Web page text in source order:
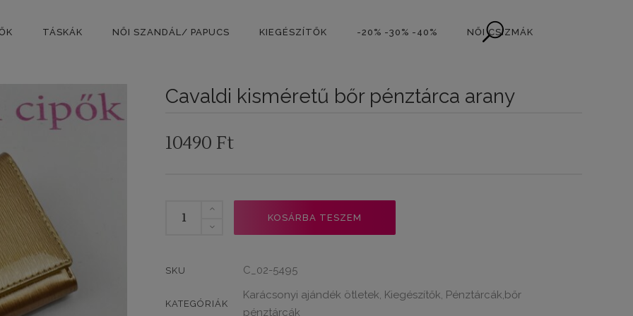
TÁSKÁK NŐI SZANDÁL/ PAPUCS KIEGÉSZÍTŐK -20% -30% -40% NŐI CSIZMÁK
Cavaldi kisméretű bőr pénztárca arany
10490 Ft
kisméretű
mennyiség
KOSÁRBA TESZEM
SKU C_02-5495
KATEGÓRIÁK
Karácsonyi ajándék ötletek Kiegészítők Pénztárcák,bőr
pénztárcák